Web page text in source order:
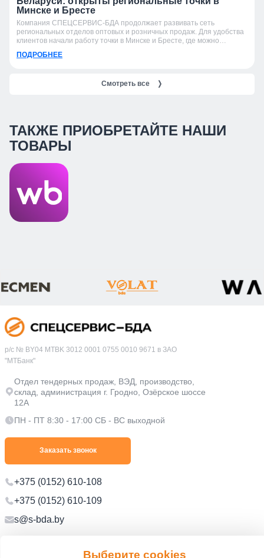
Выберите cookies
Минске и Бресте
Компания СПЕЦСЕРВИС-БДА продолжает развивать сеть
региональных отделов оптовых и розничных продаж. Для удобства
клиентов начали работу точки в Минске и Бресте, где можно
ПОДРОБНЕЕ
Смотреть все ❭
ТАКЖЕ ПРИОБРЕТАЙТЕ НАШИ
ТОВАРЫ
р/с № BY04 MTBK 3012 0001 0755 0010 9671 в ЗАО
"МТБанк"
Отдел тендерных продаж, ВЭД, производство,
склад, администрация г. Гродно, Озёрское шоссе
12А
ПН - ПТ 8:30 - 17:00 СБ - ВС выходной
Заказать звонок
+375 (0152) 610-108
+375 (0152) 610-109
s@s-bda.by
Политика в отношении обработки файлов cookie